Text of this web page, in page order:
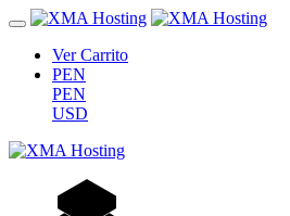
Ver Carrito
PEN
PEN
USD